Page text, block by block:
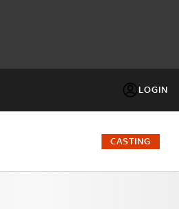
LOGIN
FACTOR
CASTING